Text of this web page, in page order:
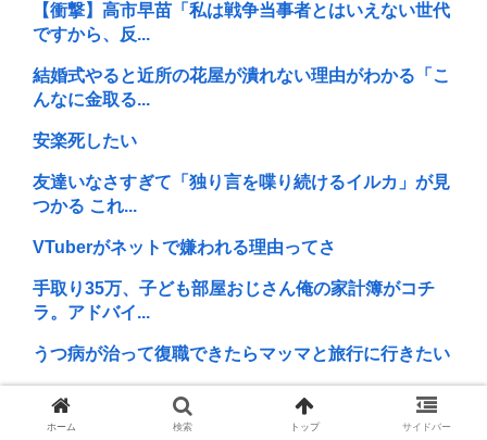
【衝撃】高市早苗「私は戦争当事者とはいえない世代
ですから、反...
結婚式やると近所の花屋が潰れない理由がわかる「こ
んなに金取る...
安楽死したい
友達いなさすぎて「独り言を喋り続けるイルカ」が見
つかる これ...
VTuberがネットで嫌われる理由ってさ
手取り35万、子ども部屋おじさん俺の家計簿がコチ
ラ。アドバイ...
うつ病が治って復職できたらマッマと旅行に行きたい
レスバトル星人「この惑星で一番レスバが強い奴を出
せ。そいつが...
ホーム 検索 トップ サイドバー